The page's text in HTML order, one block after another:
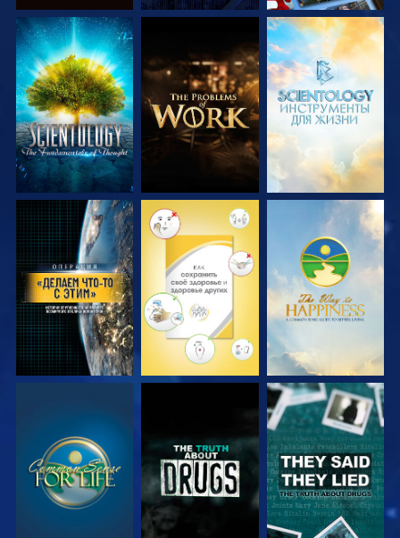
СМОТРЕТЬ
ПЕРЕДАЧИ
СМОТРЕТЬ
ПЕРЕДАЧИ
СМОТРЕТЬ
ПЕРЕДАЧИ
СМОТРЕТЬ СМОТРЕТЬ СМОТРЕТЬ
СМОТРЕТЬ СМОТРЕТЬ СМОТРЕТЬ